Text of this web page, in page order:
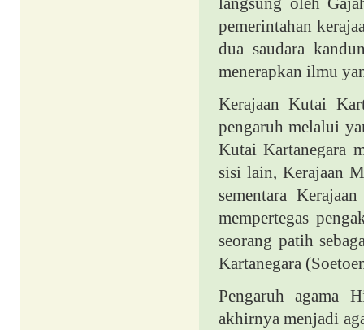
pemerintahan
dua saudara
menerapkan ilmu
Kerajaan Kutai
pengaruh melalui
Kutai Kartanegara
sisi lain, Kerajaan
sementara
mempertegas
seorang patih
Kartanegara
Pengaruh agama
akhirnya menjadi